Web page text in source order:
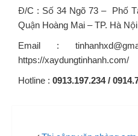
Đ/C : Số 34 Ngõ 73 – Phố
Quận Hoàng Mai – TP. Hà Nội
Email :
https://xaydungtinhanh.com/
Hotline : 0913.197.234 /